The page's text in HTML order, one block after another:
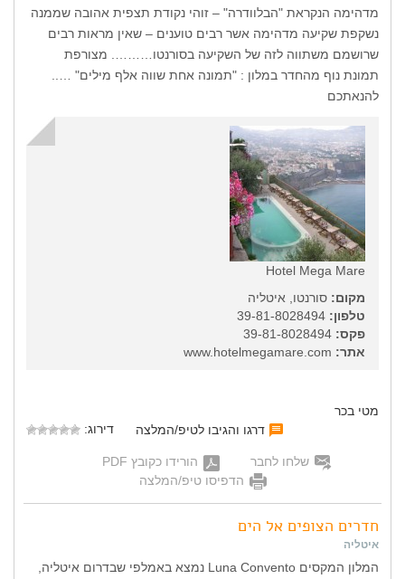
מדהימה הנקראת "הבלוודרה" – זוהי נקודת תצפית אהובה שממנה
נשקפת שקיעה מדהימה אשר רבים טוענים – שאין מראות רבים
שרושמם משתווה לזה של השקיעה בסורנטו………. מצורפת
תמונת נוף מהחדר במלון : "תמונה אחת שווה אלף מילים" …..
להנאתכם
Hotel Mega Mare
מקום: סורנטו, איטליה
טלפון:
פקס:
אתר:
מטי בכר
דרגו והגיבו לטיפ/המלצה
דירוג:
שלחו לחבר
הורידו כקובץ PDF
הדפיסו טיפ/המלצה
חדרים הצופים אל הים
איטליה
המלון המקסים Luna Convento נמצא באמלפי שבדרום איטליה,